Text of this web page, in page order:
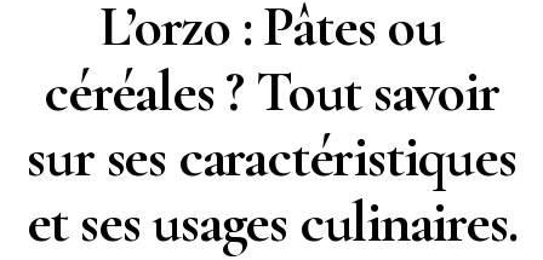
L’orzo : Pâtes ou
céréales ? Tout savoir
sur ses caractéristiques
et ses usages culinaires.